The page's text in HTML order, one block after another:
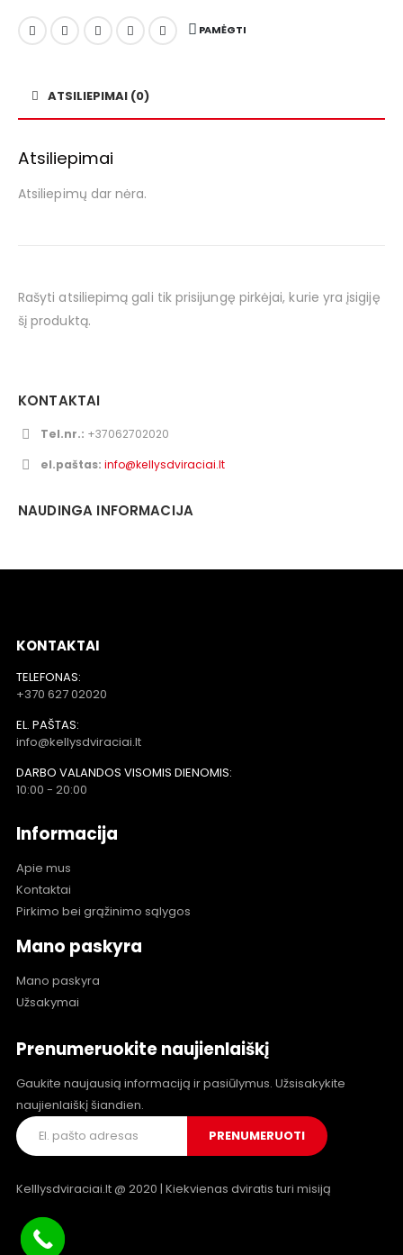
PAMĖGTI
ATSILIEPIMAI (0)
Atsiliepimai
Atsiliepimų dar nėra.
Rašyti atsiliepimą gali tik prisijungę pirkėjai, kurie yra įsigiję
šį produktą.
KONTAKTAI
Tel.nr.: +37062702020
el.paštas: info@kellysdviraciai.lt
NAUDINGA INFORMACIJA
KONTAKTAI
TELEFONAS:
+370 627 02020
EL. PAŠTAS:
info@kellysdviraciai.lt
DARBO VALANDOS VISOMIS DIENOMIS:
10:00 - 20:00
Informacija
Apie mus
Kontaktai
Pirkimo bei grąžinimo sąlygos
Mano paskyra
Mano paskyra
Užsakymai
Prenumeruokite naujienlaiškį
Gaukite naujausią informaciją ir pasiūlymus. Užsisakykite
naujienlaiškį šiandien.
Kelllysdviraciai.lt @ 2020 | Kiekvienas dviratis turi misiją